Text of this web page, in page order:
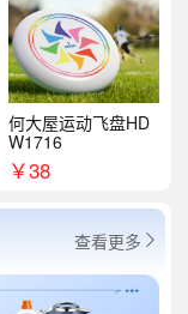
何大屋运动飞盘HD
W1716
￥38
查看更多 